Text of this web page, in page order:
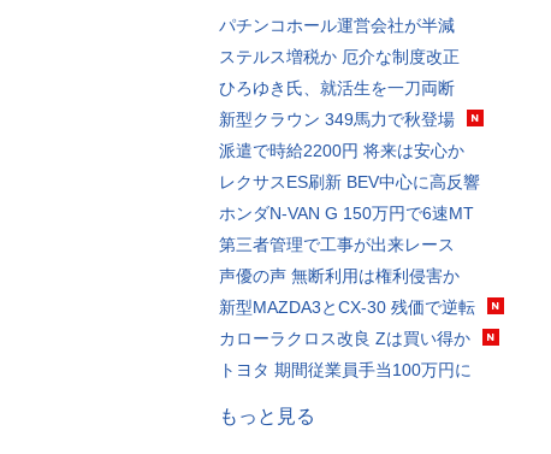
パチンコホール運営会社が半減
ステルス増税か 厄介な制度改正
ひろゆき氏、就活生を一刀両断
新型クラウン 349馬力で秋登場
派遣で時給2200円 将来は安心か
レクサスES刷新 BEV中心に高反響
ホンダN-VAN G 150万円で6速MT
第三者管理で工事が出来レース
声優の声 無断利用は権利侵害か
新型MAZDA3とCX-30 残価で逆転
カローラクロス改良 Zは買い得か
トヨタ 期間従業員手当100万円に
もっと見る